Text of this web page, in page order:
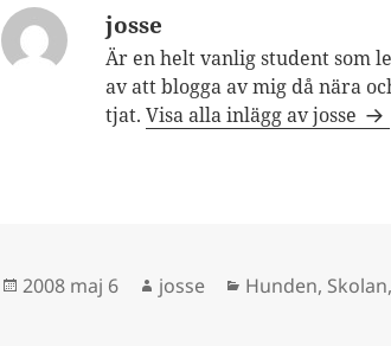
josse
Är en helt vanlig student som
av att blogga av mig då nära
tjat.Visa alla inlägg av josse
Postat
2008 maj 6 Författare
josse Kategorier
Hunden, Skolan